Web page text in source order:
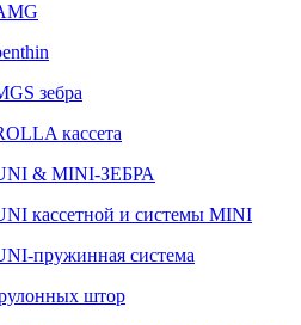
зебра
кассета
& MINI-ЗЕБРА
кассетной и системы MINI
пружинная система
штор